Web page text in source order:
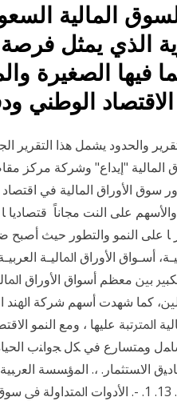
المالية
الذي يمثل
فيها الصغيرة
الوطني
والحدود يشمل هذا التقرير
المالية "إيداع" وشركة مركز
ﻋﻠﻰ اﻟﻨﻤﻮ واﻟﺘﻄﻮر ﺣﻴﺚ أﺻﺒﺢ
أﺳـﻮاق اﻷوراق اﳌﺎﻟﻴـﺔ
اﻟﻜﺒﲑ ﺑﲔ ﻣﻌﻈﻢ أﺳﻮاق
اﳌﱰﺗﺒﺔ ﻋﻠﻴﻬﺎ ، وﻣﻊ اﻟﻨﻤﻮ
ﻭﻤﺘﺴﺎﺭﻉ ﻓﻲ ﻜل ﺠﻭﺍﻨﺏ
ﺍﻻﺴﺘﺜﻤﺎﺭ. ،. ﺍﻟﻤﺅﺴﺴﺔ
ﺍﻷﻭﺭﺍﻕ ﺍﳌﺎﻟﻴﺔ. 13. 1. -. ﺍﻷﺩﻭﺍﺕ